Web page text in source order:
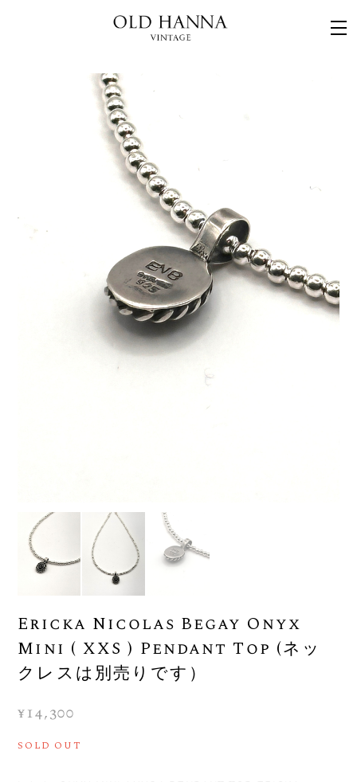
Ericka Nicolas Begay Onyx
Mini ( XXS ) Pendant Top (ネッ
クレスは別売りです）
¥14,300
SOLD OUT